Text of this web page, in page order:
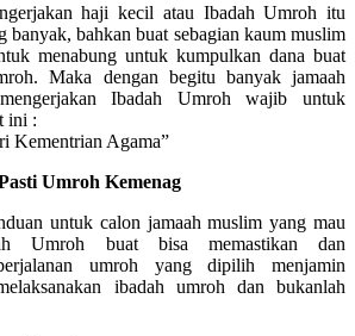
haji kecil atau Ibadah Umroh itu
banyak, bahkan buat sebagian kaum muslim
menabung untuk kumpulkan dana buat
Maka dengan begitu banyak jamaah
Ibadah Umroh wajib untuk
ini :
Kementrian Agama”
Umroh Kemenag
untuk calon jamaah muslim yang mau
Umroh buat bisa memastikan dan
umroh yang dipilih menjamin
ibadah umroh dan bukanlah